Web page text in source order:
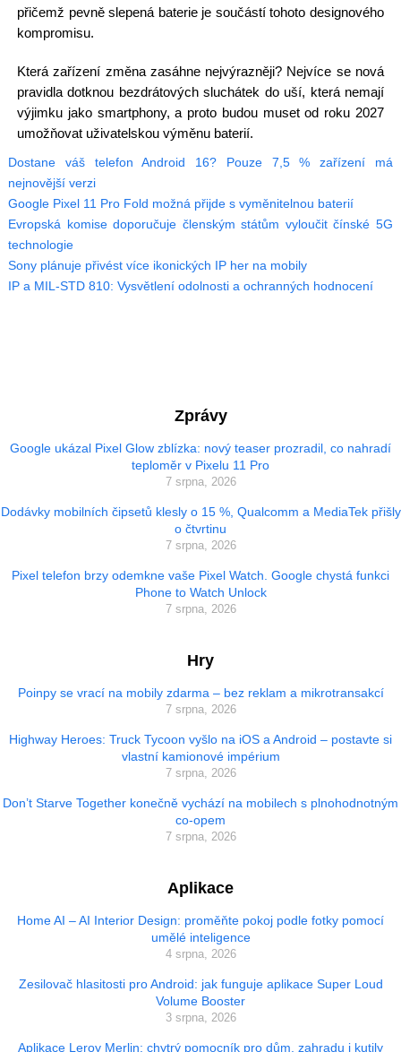
přičemž pevně slepená baterie je součástí tohoto designového
kompromisu.
Která zařízení změna zasáhne nejvýrazněji? Nejvíce se nová
pravidla dotknou bezdrátových sluchátek do uší, která nemají
výjimku jako smartphony, a proto budou muset od roku 2027
umožňovat uživatelskou výměnu baterií.
Dostane váš telefon Android 16? Pouze 7,5 % zařízení má
nejnovější verzi
Google Pixel 11 Pro Fold možná přijde s vyměnitelnou baterií
Evropská komise doporučuje členským státům vyloučit čínské 5G
technologie
Sony plánuje přivést více ikonických IP her na mobily
IP a MIL-STD 810: Vysvětlení odolnosti a ochranných hodnocení
Zprávy
Google ukázal Pixel Glow zblízka: nový teaser prozradil, co nahradí
teploměr v Pixelu 11 Pro
7 srpna, 2026
Dodávky mobilních čipsetů klesly o 15 %, Qualcomm a MediaTek přišly
o čtvrtinu
7 srpna, 2026
Pixel telefon brzy odemkne vaše Pixel Watch. Google chystá funkci
Phone to Watch Unlock
7 srpna, 2026
Hry
Poinpy se vrací na mobily zdarma – bez reklam a mikrotransakcí
7 srpna, 2026
Highway Heroes: Truck Tycoon vyšlo na iOS a Android – postavte si
vlastní kamionové impérium
7 srpna, 2026
Don’t Starve Together konečně vychází na mobilech s plnohodnotným
co-opem
7 srpna, 2026
Aplikace
Home AI – AI Interior Design: proměňte pokoj podle fotky pomocí
umělé inteligence
4 srpna, 2026
Zesilovač hlasitosti pro Android: jak funguje aplikace Super Loud
Volume Booster
3 srpna, 2026
Aplikace Leroy Merlin: chytrý pomocník pro dům, zahradu i kutily